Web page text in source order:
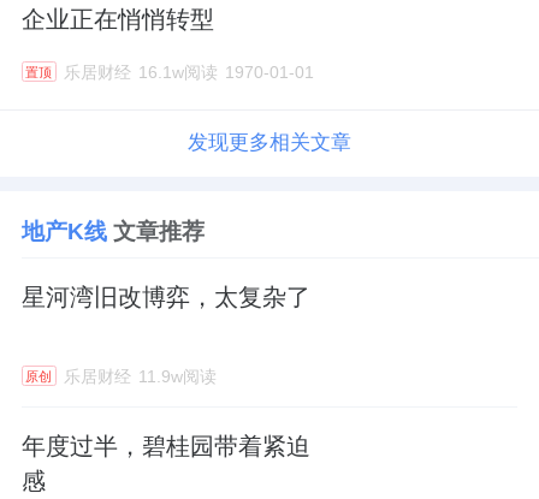
企业正在悄悄转型
置顶 乐居财经 16.1w阅读 1970-01-01
发现更多相关文章
地产K线文章推荐
星河湾旧改博弈，太复杂了
原创 乐居财经 11.9w阅读
年度过半，碧桂园带着紧迫
感